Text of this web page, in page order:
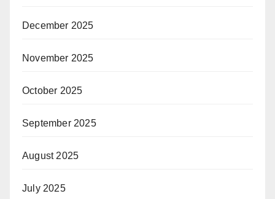
December 2025
November 2025
October 2025
September 2025
August 2025
July 2025